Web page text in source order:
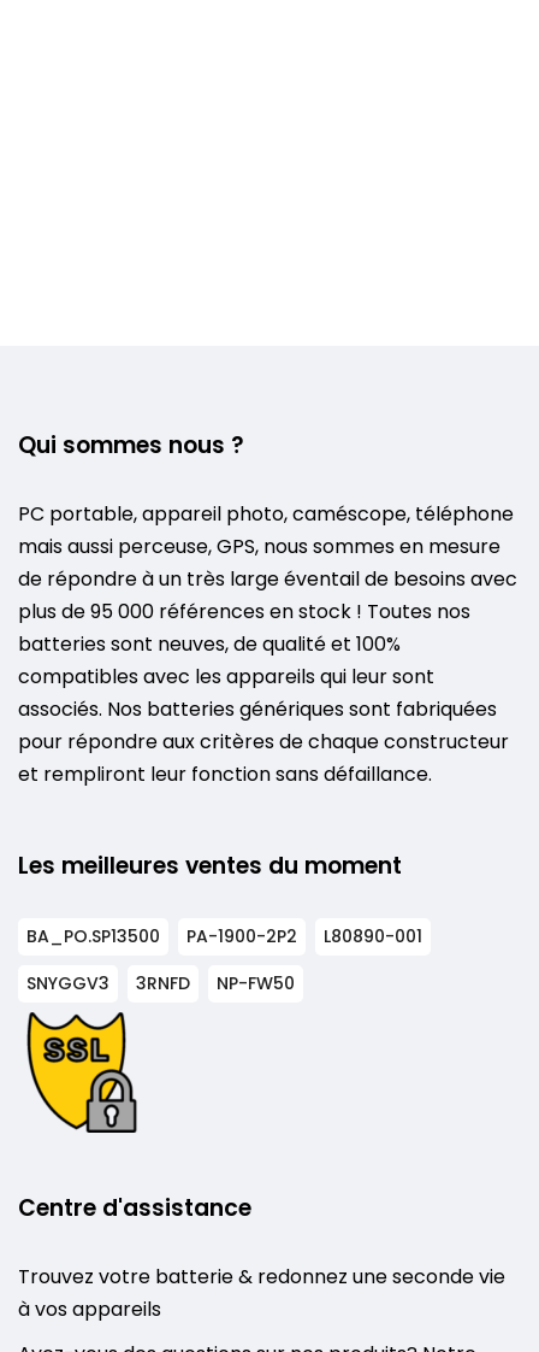
Qui sommes nous ?
PC portable, appareil photo, caméscope, téléphone
mais aussi perceuse, GPS, nous sommes en mesure
de répondre à un très large éventail de besoins avec
plus de 95 000 références en stock ! Toutes nos
batteries sont neuves, de qualité et 100%
compatibles avec les appareils qui leur sont
associés. Nos batteries génériques sont fabriquées
pour répondre aux critères de chaque constructeur
et rempliront leur fonction sans défaillance.
Les meilleures ventes du moment
BA_PO.SP13500 PA-1900-2P2
L80890-001
SNYGGV3
3RNFD NP-FW50
Centre d'assistance
Trouvez votre batterie & redonnez une seconde vie
à vos appareils